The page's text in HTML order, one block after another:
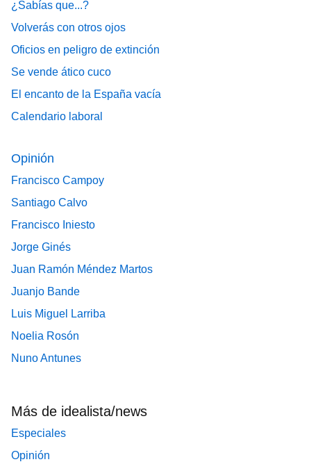
¿Sabías que...?
Volverás con otros ojos
Oficios en peligro de extinción
Se vende ático cuco
El encanto de la España vacía
Calendario laboral
Opinión
Francisco Campoy
Santiago Calvo
Francisco Iniesto
Jorge Ginés
Juan Ramón Méndez Martos
Juanjo Bande
Luis Miguel Larriba
Noelia Rosón
Nuno Antunes
Más de idealista/news
Especiales
Opinión